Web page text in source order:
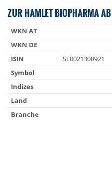
ZUR HAMLET BIOPHARMA
WKN AT
WKN DE
ISIN
SE0021308921
Symbol
Indizes
Land
Branche